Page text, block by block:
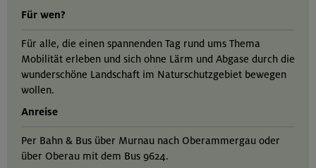
Für wen?
Für alle, die einen spannenden Tag rund ums Thema
Mobilität erleben und sich ohne Lärm und Abgase durch die
wunderschöne Landschaft im Naturschutzgebiet bewegen
wollen.
Anreise
Per Bahn & Bus über Murnau nach Oberammergau oder
über Oberau mit dem Bus 9624.